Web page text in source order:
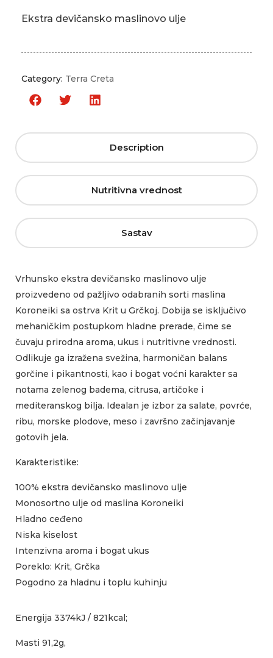
Ekstra devičansko maslinovo ulje
Category: Terra Creta
Description
Nutritivna vrednost
Sastav
Vrhunsko ekstra devičansko maslinovo ulje
proizvedeno od pažljivo odabranih sorti maslina
Koroneiki sa ostrva Krit u Grčkoj. Dobija se isključivo
mehaničkim postupkom hladne prerade, čime se
čuvaju prirodna aroma, ukus i nutritivne vrednosti.
Odlikuje ga izražena svežina, harmoničan balans
gorčine i pikantnosti, kao i bogat voćni karakter sa
notama zelenog badema, citrusa, artičoke i
mediteranskog bilja. Idealan je izbor za salate, povrće,
ribu, morske plodove, meso i završno začinjavanje
gotovih jela.
Karakteristike:
100% ekstra devičansko maslinovo ulje
Monosortno ulje od maslina Koroneiki
Hladno ceđeno
Niska kiselost
Intenzivna aroma i bogat ukus
Poreklo: Krit, Grčka
Pogodno za hladnu i toplu kuhinju
Energija 3374kJ / 821kcal;
Masti 91,2g,